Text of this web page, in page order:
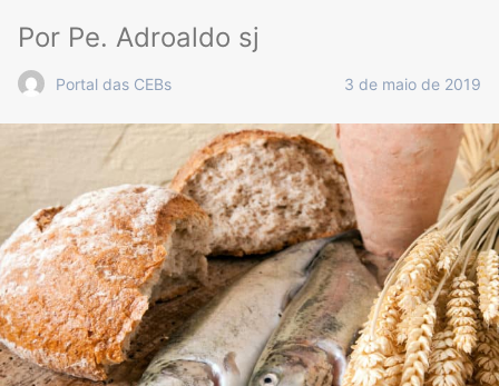
Por Pe. Adroaldo sj
Portal das CEBs 3 de maio de 2019